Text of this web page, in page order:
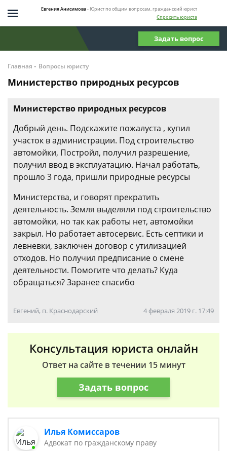
Евгения Анисимова- Юрист по общим вопросам, гражданский юрист
Спросить юриста
Задать вопрос
Главная - Вопросы юристу
Министерство природных ресурсов
Министерство природных ресурсов
Добрый день. Подскажите пожалуста , купил
участок в администрации. Под строительство
автомойки, Постройл, получил разрешение,
получил ввод в эксплуатацию. Начал работать,
прошло 3 года, пришли природные ресурсы
Министерства, и говорят прекратить
деятельность. Земля выделяли под строительство
автомойки, но так как работы нет, автомойки
закрыл. Но работает автосервис. Есть септики и
левневки, заключен договор с утилизацией
отходов. Но получил предписание о смене
деятельности. Помогите что делать? Куда
обращаться? Заранее спасибо
Евгений, п. Краснодарский 4 февраля 2019 г. 17:49
Консультация юриста онлайн
Ответ на сайте в течении 15 минут
Задать вопрос
Илья Комиссаров
Адвокат по гражданскому праву